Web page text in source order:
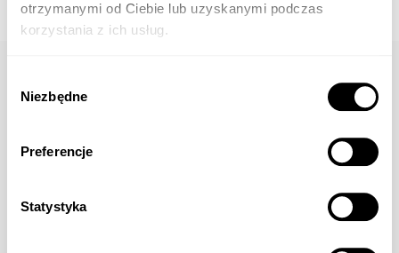
otrzymanymi od Ciebie lub uzyskanymi podczas
korzystania z ich usług.
zgody
Niezbędne
Preferencje
Statystyka
Obrazek
Sakralia – obrazki